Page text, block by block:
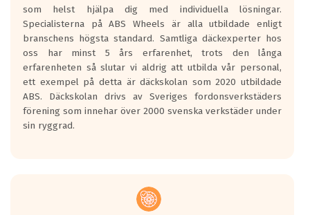
den kortaste bromssträckan och F är den
längsta.
Inga D eller G betyg delas ut för
personbilar och lätta lastbilar.
Betyget sätts efter ett test där däcken
skall bromsa in på en väg där det ligger
0.5-1.5 mm vatten.
I 80km/h kommer skillnaden på
Vid körning i över 50km/h brukar
som helst hjälpa dig med individuella lösningar.
Specialisterna på ABS Wheels är alla utbildade enligt
branschens högsta standard. Samtliga däckexperter hos
oss har minst 5 års erfarenhet, trots den långa
erfarenheten så slutar vi aldrig att utbilda vår personal,
ett exempel på detta är däckskolan som 2020 utbildade
ABS. Däckskolan drivs av Sveriges fordonsverkstäders
förening som innehar över 2000 svenska verkstäder under
sin ryggrad.